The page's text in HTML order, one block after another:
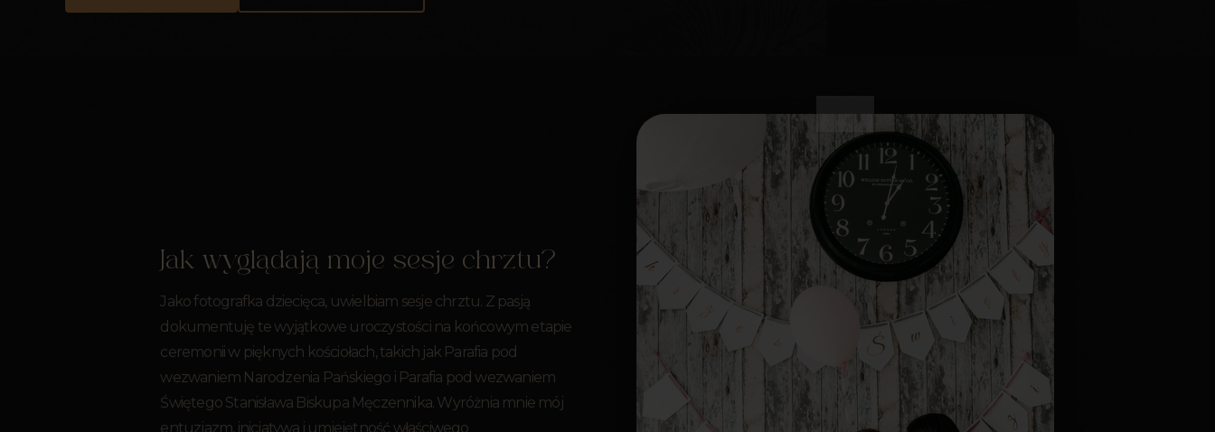
Jak wyglądają moje sesje chrztu?
Jako fotografka dziecięca, uwielbiam sesje chrztu. Z pasją
dokumentuję te wyjątkowe uroczystości na końcowym etapie
ceremonii w pięknych kościołach, takich jak Parafia pod
wezwaniem Narodzenia Pańskiego i Parafia pod wezwaniem
Świętego Stanisława Biskupa Męczennika. Wyróżnia mnie mój
entuzjazm, inicjatywa i umiejętność właściwego